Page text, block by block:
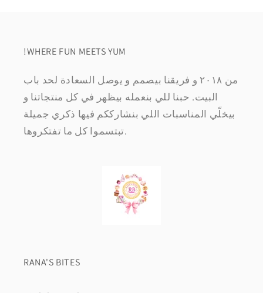
!WHERE FUN MEETS YUM
من ٢٠١٨ و فريقنا بيصمم و يوصل السعادة لحد باب
البيت. حبنا للي بنعمله بيظهر في كل منتجاتنا و
بيخلّي المناسبات اللي بنشارككم فيها ذكري جميلة
تبتسموا كل ما تفتكروها.
RANA'S BITES